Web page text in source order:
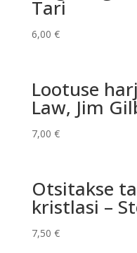
Tari
6,00 €
Lootuse
Law, Jim
7,00 €
Otsitakse
kristlasi –
7,50 €